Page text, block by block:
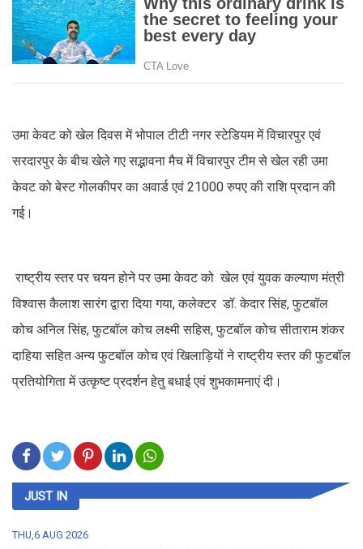
उमा केवट को खेल दिवस में भोपाल टीटी नगर स्टेडियम में विचारपुर एवं
सरदारपुर के बीच खेले गए सद्भावना मैच में विचारपुर टीम से खेल रही उमा
केवट को बेस्ट गोलकीपर का अवार्ड एवं 21000 रुपए की राशि प्रदान की
गई।
राष्ट्रीय स्तर पर चयन होने पर उमा केवट को खेल एवं युवक कल्याण मंत्री
विश्वास कैलाश सारंग द्वारा दिया गया, कलेक्टर डॉ. केदार सिंह, फुटबॉल
कोच अनिल सिंह, फुटबॉल कोच लक्ष्मी सहिस, फुटबॉल कोच सीताराम शंकर
दाहिया सहित अन्य फुटबॉल कोच एवं खिलाड़ियों ने राष्ट्रीय स्तर की फुटबॉल
प्रतियोगिता में उत्कृष्ट प्रदर्शन हेतु बधाई एवं शुभकामनाएं दी।
JUST IN
THU,6 AUG 2026